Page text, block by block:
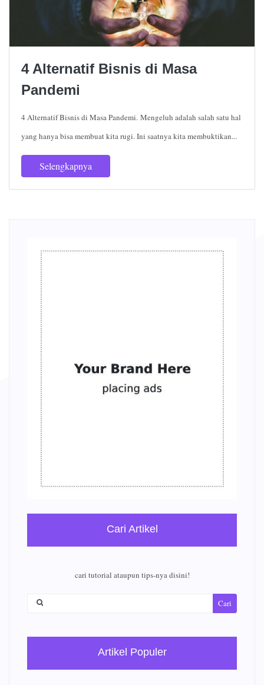
4 Alternatif Bisnis di Masa
Pandemi
4 Alternatif Bisnis di Masa Pandemi. Mengeluh adalah salah satu hal
yang hanya bisa membuat kita rugi. Ini saatnya kita membuktikan...
Selengkapnya
Cari Artikel
cari tutorial ataupun tips-nya disini!
Cari
Artikel Populer